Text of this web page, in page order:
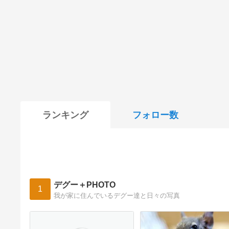
ランキング フォロー数
1 デグー＋PHOTO
我が家に住んでいるデグー達と日々の写真